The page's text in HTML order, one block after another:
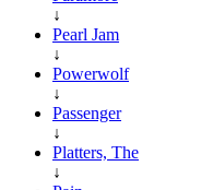
↓
Pearl Jam
↓
Powerwolf
↓
Passenger
↓
Platters, The
↓